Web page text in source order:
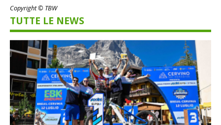
Copyright © TBW
TUTTE LE NEWS